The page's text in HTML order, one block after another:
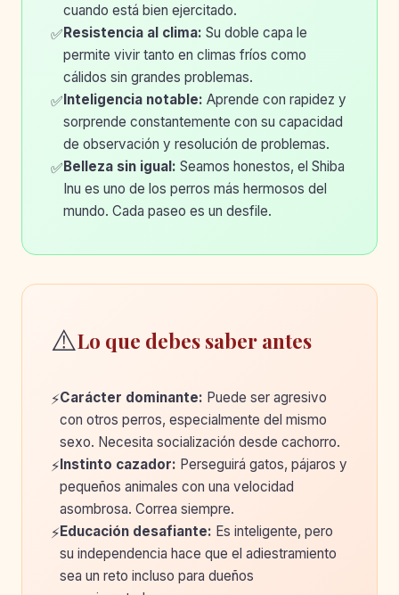
cuando está bien ejercitado.
✅Resistencia al clima: Su doble capa le
permite vivir tanto en climas fríos como
cálidos sin grandes problemas.
✅Inteligencia notable: Aprende con rapidez y
sorprende constantemente con su capacidad
de observación y resolución de problemas.
✅Belleza sin igual: Seamos honestos, el Shiba
Inu es uno de los perros más hermosos del
mundo. Cada paseo es un desfile.
⚠️Lo que debes saber antes
⚡Carácter dominante: Puede ser agresivo
con otros perros, especialmente del mismo
sexo. Necesita socialización desde cachorro.
⚡Instinto cazador: Perseguirá gatos, pájaros y
pequeños animales con una velocidad
asombrosa. Correa siempre.
⚡Educación desafiante: Es inteligente, pero
su independencia hace que el adiestramiento
sea un reto incluso para dueños